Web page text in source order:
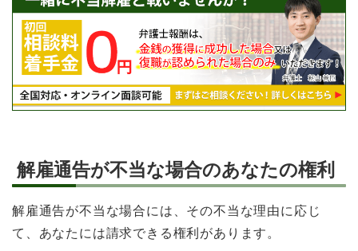
解雇通告が不当な場合のあなたの権利
解雇通告が不当な場合には、その不当な理由に応じ
て、あなたには請求できる権利があります。